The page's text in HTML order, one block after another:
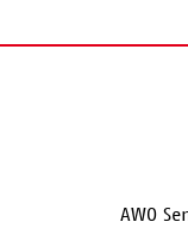
AWO